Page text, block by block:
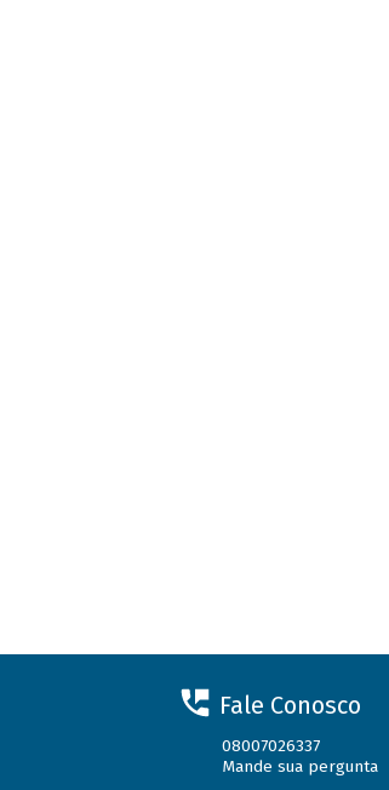
Fale Conosco
08007026337
Mande sua pergunta